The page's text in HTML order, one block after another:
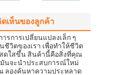
เห็นของลูกค้า
ารการเปลี่ยนแปลงเล็ก ๆ
ชีวิตของเรา เพื่อทําให้ชีวิต
สดใสขึ้น สินค้านี้คือสิ่งที่คุณ
มันจะนําประสบการณ์ใหม่
ลองค้นหาความประหลาด